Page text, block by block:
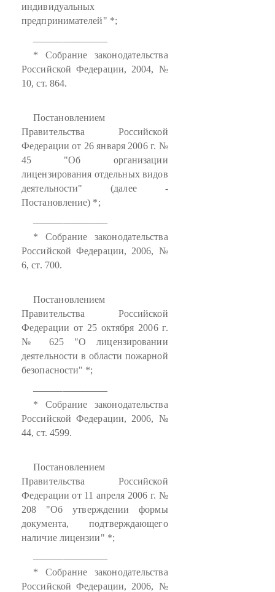
индивидуальных
предпринимателей" *;
* Собрание законодательства
Российской Федерации, 2004, №
10, ст. 864.
Постановлением
Правительства Российской
Федерации от 26 января 2006 г. №
45 "Об организации
лицензирования отдельных видов
деятельности" (далее -
Постановление) *;
* Собрание законодательства
Российской Федерации, 2006, №
6, ст. 700.
Постановлением
Правительства Российской
Федерации от 25 октября 2006 г.
№ 625 "О лицензировании
деятельности в области пожарной
безопасности" *;
* Собрание законодательства
Российской Федерации, 2006, №
44, ст. 4599.
Постановлением
Правительства Российской
Федерации от 11 апреля 2006 г. №
208 "Об утверждении формы
документа, подтверждающего
наличие лицензии" *;
* Собрание законодательства
Российской Федерации, 2006, №